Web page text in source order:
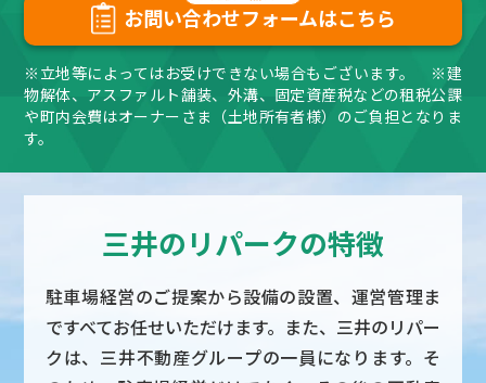
お問い合わせフォームはこちら
※立地等によってはお受けできない場合もございます。 ※建
物解体、アスファルト舗装、外溝、固定資産税などの租税公課
や町内会費はオーナーさま（土地所有者様）のご負担となりま
す。
三井のリパークの特徴
駐車場経営のご提案から設備の設置、運営管理ま
ですべてお任せいただけます。また、三井のリパー
クは、三井不動産グループの一員になります。そ